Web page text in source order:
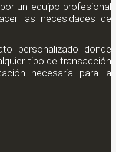
un equipo profesional
las necesidades de
personalizado donde
tipo de transacción
necesaria para la